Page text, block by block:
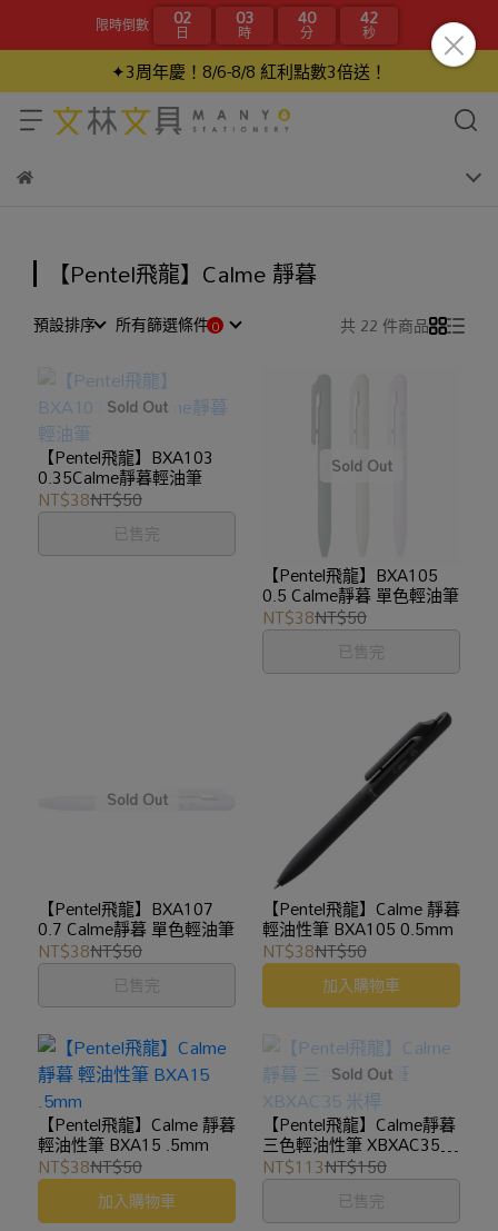
限時倒數 02
日 03
時 40
分 42
秒
✦3周年慶！8/6-8/8 紅利點數3倍送！
【Pentel飛龍】Calme 靜暮
預設排序 所有篩選條件 共 22 件商品
【Pentel飛龍】BXA103
0.35Calme靜暮輕油筆
NT$38NT$50
已售完
【Pentel飛龍】BXA105
0.5 Calme靜暮 單色輕油筆
NT$38NT$50
已售完
【Pentel飛龍】BXA107
0.7 Calme靜暮 單色輕油筆
NT$38NT$50
已售完
【Pentel飛龍】Calme 靜暮
輕油性筆 BXA105 0.5mm
NT$38NT$50
加入購物車
【Pentel飛龍】Calme 靜暮
輕油性筆 BXA15 .5mm
NT$38NT$50
加入購物車
【Pentel飛龍】Calme靜暮
三色輕油性筆 XBXAC35
米桿
NT$113NT$150
已售完